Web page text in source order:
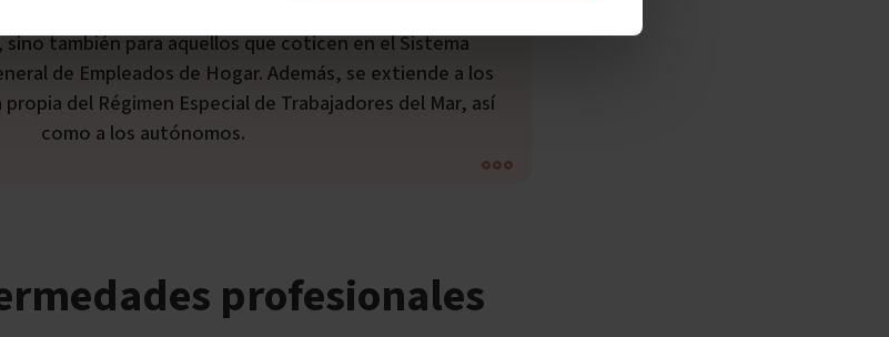
sino también para aquellos que coticen en el Sistema
de Empleados de Hogar. Además, se extiende a los
del Régimen Especial de Trabajadores del Mar, así
como a los autónomos.
profesionales